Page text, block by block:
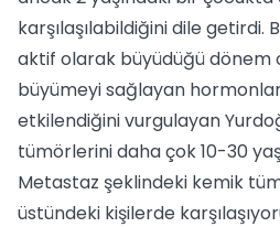
karşılaşılabildiğini dile getirdi.
aktif olarak büyüdüğü dönem
büyümeyi sağlayan
etkilendiğini vurgulayan
tümörlerini daha çok 10-30
Metastaz şeklindeki kemik
üstündeki kişilerde